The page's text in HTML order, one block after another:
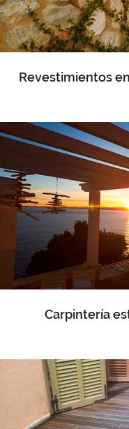
Revestimientos
Carpintería